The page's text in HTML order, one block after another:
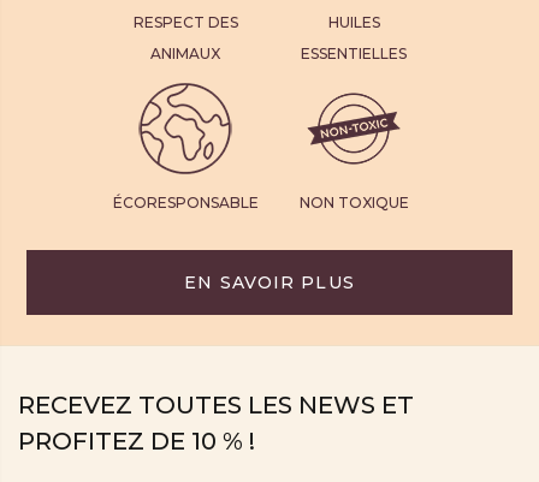
RESPECT DES
ANIMAUX
HUILES
ESSENTIELLES
ÉCORESPONSABLE NON TOXIQUE
EN SAVOIR PLUS
RECEVEZ TOUTES LES NEWS ET
PROFITEZ DE 10 % !